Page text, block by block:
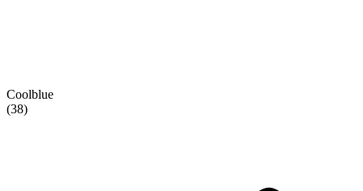
Coolblue
(38)